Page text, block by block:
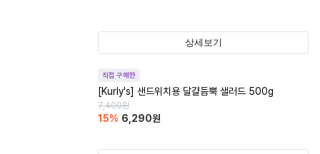
상세보기
직접 구매한
[Kurly's] 샌드위치용 달걀듬뿍 샐러드 500g
7,400원
15% 6,290원